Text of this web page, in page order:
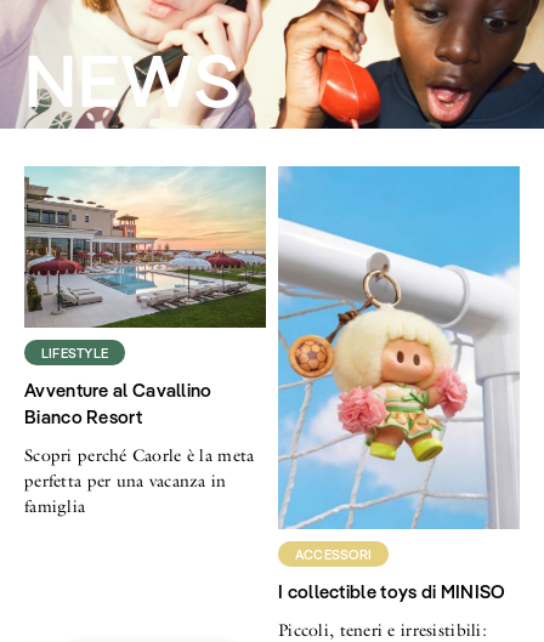
NEWS
LIFESTYLE
Avventure al Cavallino
Bianco Resort
Scopri perché Caorle è la meta
perfetta per una vacanza in
famiglia
ACCESSORI
I collectible toys di MINISO
Piccoli, teneri e irresistibili: